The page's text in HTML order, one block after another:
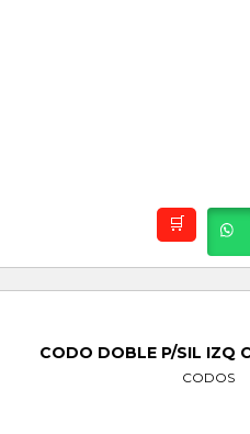
CODO DOBLE P/SIL IZQ
CODOS